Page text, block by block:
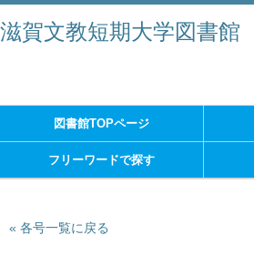
滋賀文教短期大学図書館
図書館TOPページ
フリーワードで探す
各号一覧に戻る